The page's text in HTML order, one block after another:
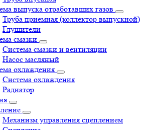
выпуска отработавших газов
Труба приемная (коллектор выпускной)
Глушители
смазки
Система смазки и вентиляции
Насос масляный
охлаждения
Система охлаждения
Радиатор
Механизм управления сцеплением